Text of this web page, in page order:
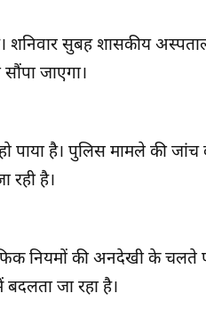
शनिवार सुबह शासकीय अस्पताल
जाएगा।
पाया है। पुलिस मामले की
रही है।
नियमों की अनदेखी के चलते
बदलता जा रहा है।